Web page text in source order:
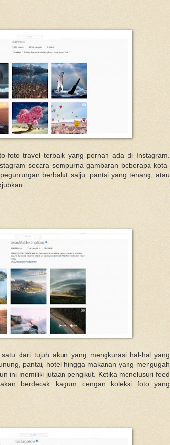
foto travel terbaik yang pernah ada di Instagram.
secara sempurna gambaran beberapa kota-
berbalut salju, pantai yang tenang, atau
dari tujuh akun yang mengkurasi hal-hal yang
pantai, hotel hingga makanan yang mengugah
ini memiliki jutaan pengikut. Ketika menelusuri feed
berdecak kagum dengan koleksi foto yang